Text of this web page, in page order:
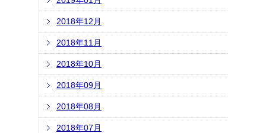
2018年12月
2018年11月
2018年10月
2018年09月
2018年08月
2018年07月